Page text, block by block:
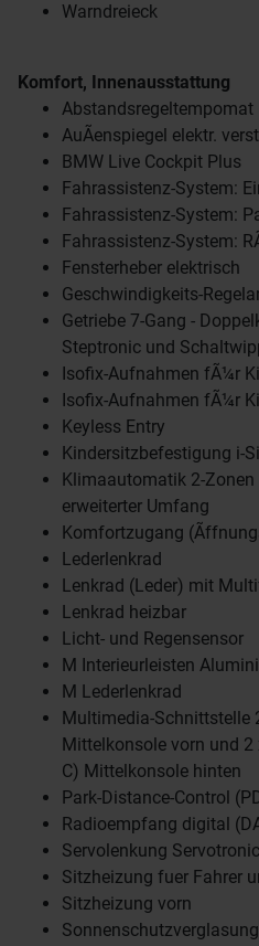
Warndreieck
Komfort, Innenausstattung
Abstandsregeltempomat
AuÃenspiegel elektr.
BMW Live Cockpit Plus
Fahrassistenz-System:
Fahrassistenz-System:
Fahrassistenz-System:
Fensterheber elektrisch
Geschwindigkeits-
Getriebe 7-Gang -
Steptronic und
Isofix-Aufnahmen fÃ¼r
Isofix-Aufnahmen fÃ¼r
Keyless Entry
Kindersitzbefestigung i-
Klimaautomatik 2-
erweiterter Umfang
Komfortzugang
Lederlenkrad
Lenkrad (Leder) mit
Lenkrad heizbar
Licht- und Regensensor
M Interieurleisten
M Lederlenkrad
Multimedia-Schnittstelle
Mittelkonsole vorn und 2
C) Mittelkonsole hinten
Park-Distance-Control
Radioempfang digital
Servolenkung Servotronic
Sitzheizung fuer Fahrer
Sitzheizung vorn